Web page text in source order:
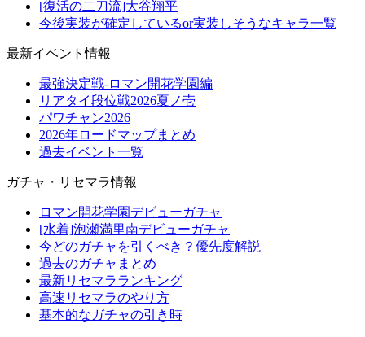
[復活の二刀流]大谷翔平
今後実装が確定しているor実装しそうなキャラ一覧
最新イベント情報
最強決定戦-ロマン開花学園編
リアタイ段位戦2026夏ノ壱
パワチャン2026
2026年ロードマップまとめ
過去イベント一覧
ガチャ・リセマラ情報
ロマン開花学園デビューガチャ
[水着]泡瀬満里南デビューガチャ
今どのガチャを引くべき？優先度解説
過去のガチャまとめ
最新リセマラランキング
高速リセマラのやり方
基本的なガチャの引き時